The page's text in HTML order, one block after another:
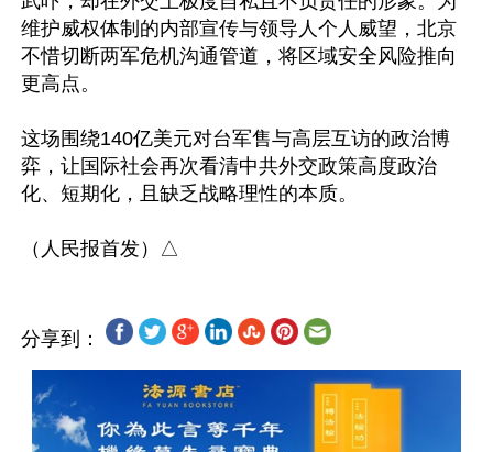
维护威权体制的内部宣传与领导人个人威望，北京
不惜切断两军危机沟通管道，将区域安全风险推向
更高点。
这场围绕140亿美元对台军售与高层互访的政治博
弈，让国际社会再次看清中共外交政策高度政治
化、短期化，且缺乏战略理性的本质。
分享到：